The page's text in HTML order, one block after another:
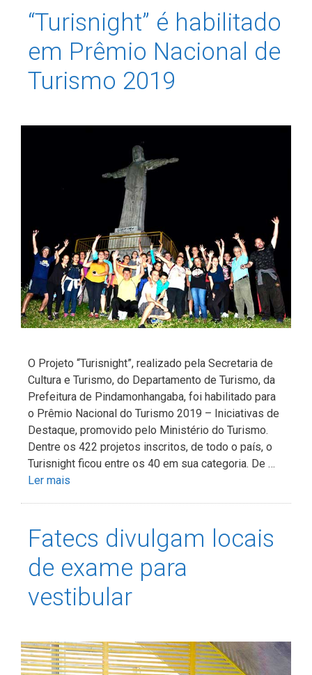
“Turisnight” é habilitado
em Prêmio Nacional de
Turismo 2019
O Projeto “Turisnight”, realizado pela Secretaria de
Cultura e Turismo, do Departamento de Turismo, da
Prefeitura de Pindamonhangaba, foi habilitado para
o Prêmio Nacional do Turismo 2019 – Iniciativas de
Destaque, promovido pelo Ministério do Turismo.
Dentre os 422 projetos inscritos, de todo o país, o
Turisnight ficou entre os 40 em sua categoria. De …
Ler mais
Fatecs divulgam locais
de exame para
vestibular